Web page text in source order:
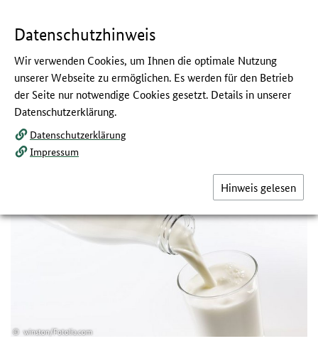
und
Service
Dürfen Säuglinge im 1.
Lebensjahr Kuhmilch bekommen?
Nachgefragt bei Gesund ins Leben
Viele Eltern sind unsicher, ob Kuhmilch für die Beikost geeignet ist
oder im ersten Lebensjahr besser ganz darauf verzichtet wird. Darf
Kuhmilch schon im ersten Lebensjahr gegeben werden?
winston/Fotolia.com
Datenschutzhinweis
Wir verwenden Cookies, um Ihnen die optimale Nutzung
unserer Webseite zu ermöglichen. Es werden für den Betrieb
der Seite nur notwendige Cookies gesetzt. Details in unserer
Datenschutzerklärung.
Datenschutzerklärung
Impressum
Hinweis gelesen